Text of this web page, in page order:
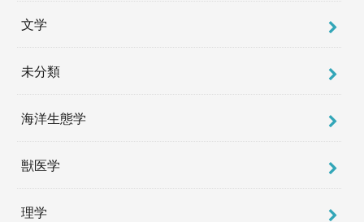
文学
未分類
海洋生態学
獣医学
理学